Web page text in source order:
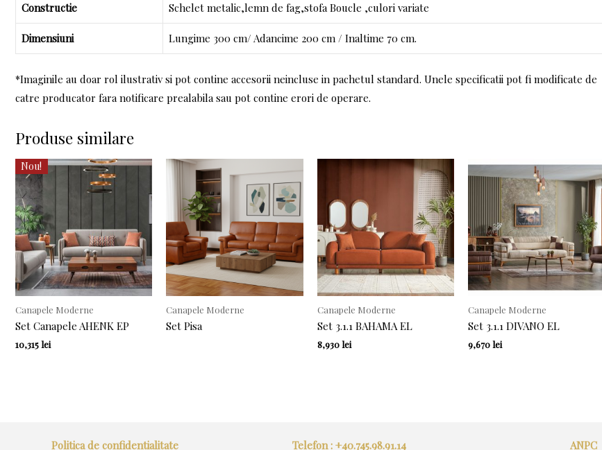
Constructie
Schelet metalic,lemn de fag,stofa Boucle ,culori variate
Dimensiuni Lungime 300 cm/ Adancime 200 cm / Inaltime 70 cm.
*Imaginile au doar rol ilustrativ si pot contine accesorii neincluse in pachetul standard. Unele specificatii pot fi modificate de
catre producator fara notificare prealabila sau pot contine erori de operare.
Produse similare
Nou!
Canapele Moderne
Set Canapele AHENK EP
10,315lei
Canapele Moderne
Set Pisa
Canapele Moderne
Set 3.1.1 BAHAMA EL
8,930lei
Canapele Moderne
Set 3.1.1 DIVANO EL
9,670lei
Politica de confidentialitate Telefon : +40.745.98.91.14 ANPC